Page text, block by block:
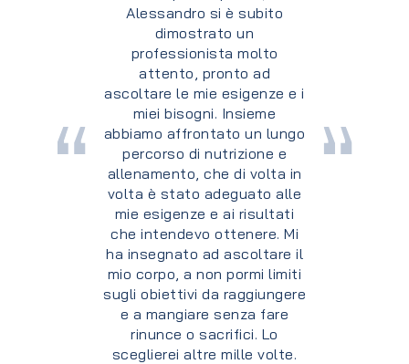
consulenza, non posso che
ritenermi soddisfatto di
quanto mi è stato offerto. Il
Dott. Gismondi è sempre
stato disponibile, cordiale e
attento alle mie esigenze. Mi
ha fornito la giusta
motivazione,
incoraggiandomi nei momenti
più difficili, e riprendendomi
– sempre con educazione e
comprensione – quando non
davo il giusto peso al lavoro
svolto, senza mai far pesare
i momenti di svago. Ad oggi,
sono soddisfatto dei
risultati conseguiti sotto la
sua guida.